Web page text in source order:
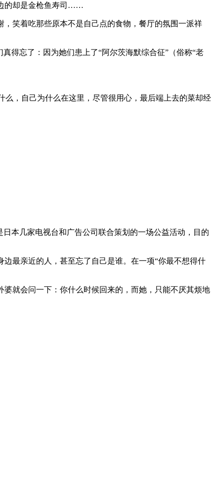
的却是金枪鱼寿司……
笑着吃那些原本不是自己点的食物，餐厅的氛围一派祥
得忘了：因为她们患上了“阿尔茨海默综合征”（俗称“老
，自己为什么在这里，尽管很用心，最后端上去的菜却经
本几家电视台和广告公司联合策划的一场公益活动，目的
最亲近的人，甚至忘了自己是谁。在一项“你最不想得什
就会问一下：你什么时候回来的，而她，只能不厌其烦地